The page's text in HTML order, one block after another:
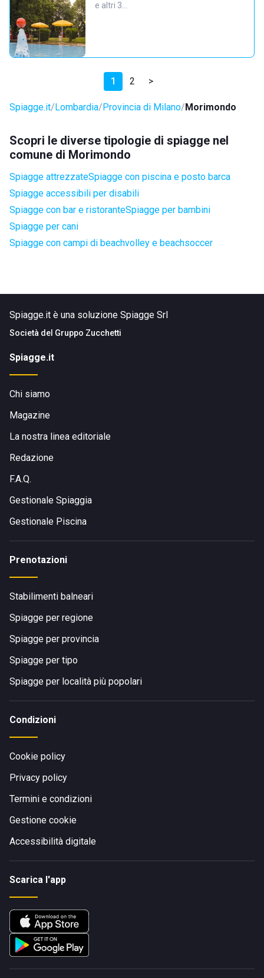
e altri 3…
1 2 >
Spiagge.it Lombardia Provincia di Milano Morimondo
Scopri le diverse tipologie di spiagge nel
comune di Morimondo
Spiagge attrezzateSpiagge con piscina e posto barca
Spiagge accessibili per disabili
Spiagge con bar e ristoranteSpiagge per bambini
Spiagge per cani
Spiagge con campi di beachvolley e beachsoccer
Spiagge.it è una soluzione Spiagge Srl
Società del Gruppo Zucchetti
Spiagge.it
Chi siamo
Magazine
La nostra linea editoriale
Redazione
F.A.Q.
Gestionale Spiaggia
Gestionale Piscina
Prenotazioni
Stabilimenti balneari
Spiagge per regione
Spiagge per provincia
Spiagge per tipo
Spiagge per località più popolari
Condizioni
Cookie policy
Privacy policy
Termini e condizioni
Gestione cookie
Accessibilità digitale
Scarica l'app